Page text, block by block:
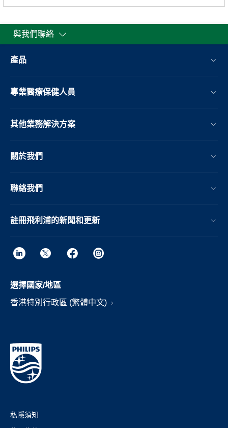
與我們聯絡
產品
專業醫療保健人員
其他業務解決方案​
關於我們
聯絡我們
註冊飛利浦的新聞和更新
選擇國家/地區
香港特別行政區 (繁體中文)
私隱須知